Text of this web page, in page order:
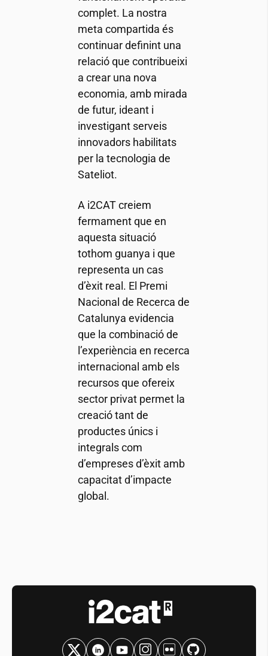
complet. La nostra
meta compartida és
continuar definint una
relació que contribueixi
a crear una nova
economia, amb mirada
de futur, ideant i
investigant serveis
innovadors habilitats
per la tecnologia de
Sateliot.
A i2CATcreiem
fermament que en
aquesta situació
tothom guanya i que
representa un cas
d’èxit real. El Premi
Nacional de Recerca de
Catalunya evidencia
que la combinació de
l’experiència en recerca
internacional amb els
recursos que ofereix
sector privat permet la
creació tant de
productes únics i
integrals com
d’empreses d’èxit amb
capacitat d’impacte
global.